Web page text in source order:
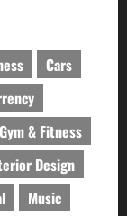
Cars
Gym & Fitness
Design
Music